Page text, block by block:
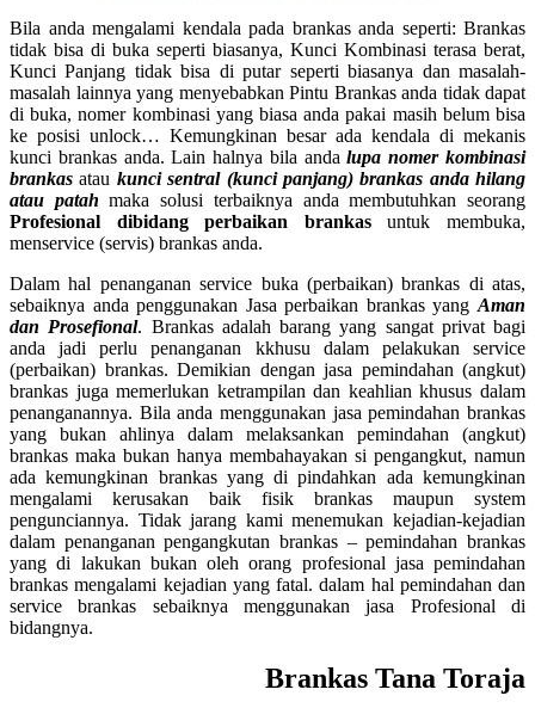
Bila anda mengalami kendala pada brankas anda seperti: Brankas
tidak bisa di buka seperti biasanya, Kunci Kombinasi terasa berat,
Kunci Panjang tidak bisa di putar seperti biasanya dan masalah-
masalah lainnya yang menyebabkan Pintu Brankas anda tidak dapat
di buka, nomer kombinasi yang biasa anda pakai masih belum bisa
ke posisi unlock… Kemungkinan besar ada kendala di mekanis
kunci brankas anda. Lain halnya bila andalupa nomer kombinasi
brankas atau kunci sentral (kunci panjang) brankas anda hilang
atau patah maka solusi terbaiknya anda membutuhkan seorang
Profesional dibidang perbaikan brankasuntuk membuka,
menservice (servis) brankas anda.
Dalam hal penanganan service buka (perbaikan) brankas di atas,
sebaiknya anda penggunakan Jasa perbaikan brankas yang Aman
dan Prosefional. Brankas adalah barang yang sangat privat bagi
anda jadi perlu penanganan kkhusu dalam pelakukan service
(perbaikan) brankas. Demikian dengan jasa pemindahan (angkut)
brankas juga memerlukan ketrampilan dan keahlian khusus dalam
penanganannya. Bila anda menggunakan jasa pemindahan brankas
yang bukan ahlinya dalam melaksankan pemindahan (angkut)
brankas maka bukan hanya membahayakan si pengangkut, namun
ada kemungkinan brankas yang di pindahkan ada kemungkinan
mengalami kerusakan baik fisik brankas maupun system
pengunciannya. Tidak jarang kami menemukan kejadian-kejadian
dalam penanganan pengangkutan brankas – pemindahan brankas
yang di lakukan bukan oleh orang profesional jasa pemindahan
brankas mengalami kejadian yang fatal. dalam hal pemindahan dan
service brankas sebaiknya menggunakan jasa Profesional di
bidangnya.
Brankas Tana Toraja